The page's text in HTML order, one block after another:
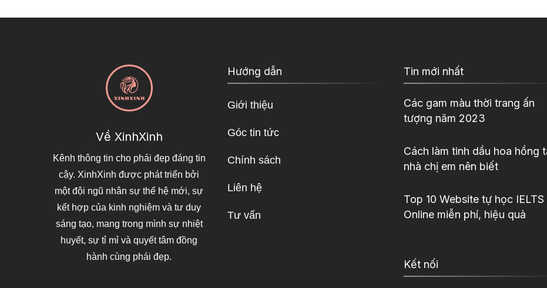
Về XinhXinh
Kênh thông tin cho phái đẹp đáng tin
cậy. XinhXinh được phát triển bởi
một đội ngũ nhân sự thế hệ mới, sự
kết hợp của kinh nghiệm và tư duy
sáng tạo, mang trong mình sự nhiệt
huyết, sự tỉ mỉ và quyết tâm đồng
hành cùng phái đẹp.
Hướng dẫn
Giới thiệu
Góc tin tức
Chính sách
Liên hệ
Tư vấn
Tin mới nhất
Các gam màu thời trang ấn
tượng năm 2023
Cách làm tinh dầu hoa hồng
nhà chị em nên biết
Top 10 Website tự học IELTS
Online miễn phí, hiệu quả
Kết nối